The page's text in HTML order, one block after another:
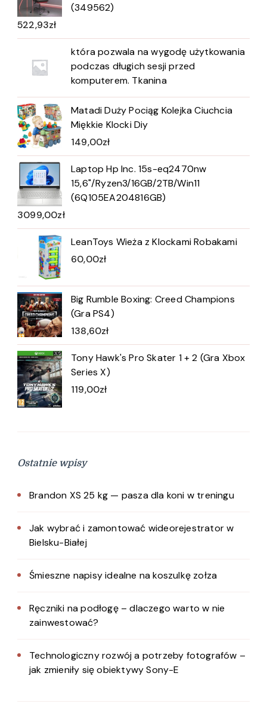
(349562)
522,93zł
która pozwala na wygodę użytkowania
podczas długich sesji przed
komputerem. Tkanina
Matadi Duży Pociąg Kolejka Ciuchcia
Miękkie Klocki Diy
149,00zł
Laptop Hp Inc. 15s-eq2470nw
15,6"/Ryzen3/16GB/2TB/Win11
(6Q105EA204816GB)
3099,00zł
LeanToys Wieża z Klockami Robakami
60,00zł
Big Rumble Boxing: Creed Champions
(Gra PS4)
138,60zł
Tony Hawk's Pro Skater 1 + 2 (Gra Xbox
Series X)
119,00zł
Ostatnie wpisy
Brandon XS 25 kg — pasza dla koni w treningu
Jak wybrać i zamontować wideorejestrator w
Bielsku-Białej
Śmieszne napisy idealne na koszulkę zołza
Ręczniki na podłogę – dlaczego warto w nie
zainwestować?
Technologiczny rozwój a potrzeby fotografów –
jak zmieniły się obiektywy Sony-E